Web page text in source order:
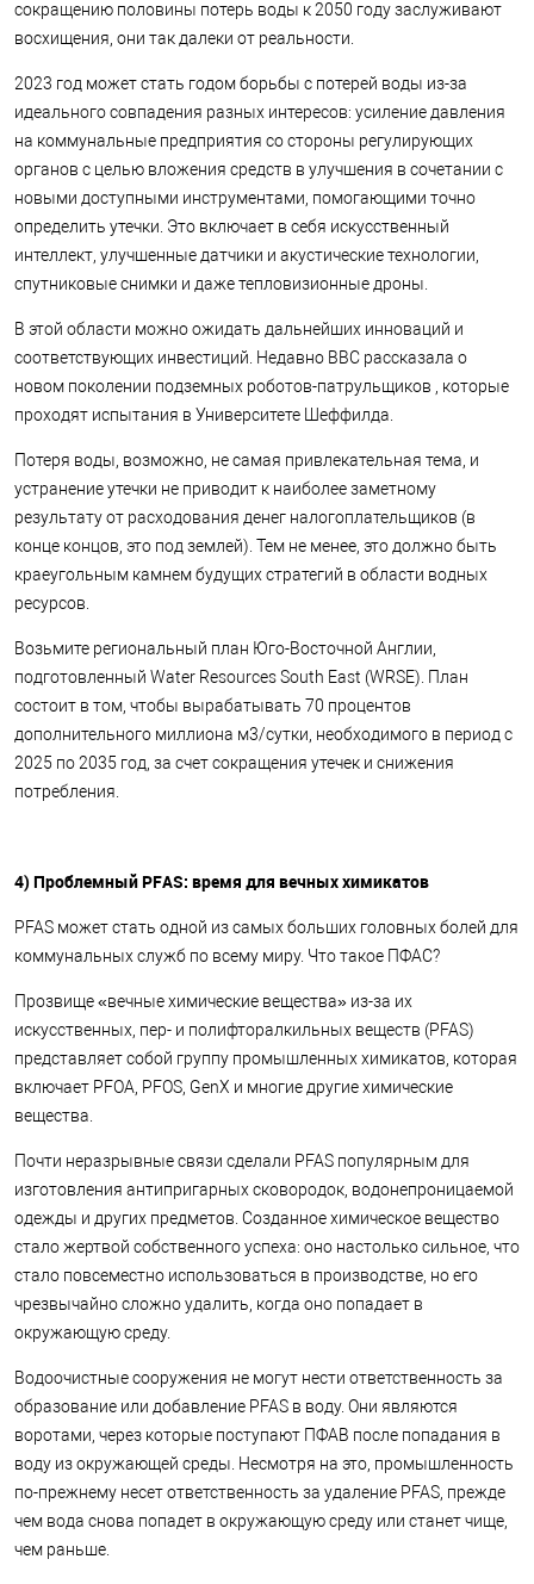
сокращению половины потерь воды к 2050 году заслуживают
восхищения, они так далеки от реальности.
2023 год может стать годом борьбы с потерей воды из-за
идеального совпадения разных интересов: усиление давления
на коммунальные предприятия со стороны регулирующих
органов с целью вложения средств в улучшения в сочетании с
новыми доступными инструментами, помогающими точно
определить утечки. Это включает в себя искусственный
интеллект, улучшенные датчики и акустические технологии,
спутниковые снимки и даже тепловизионные дроны.
В этой области можно ожидать дальнейших инноваций и
соответствующих инвестиций. Недавно BBC рассказала о
новом поколении подземных роботов-патрульщиков , которые
проходят испытания в Университете Шеффилда.
Потеря воды, возможно, не самая привлекательная тема, и
устранение утечки не приводит к наиболее заметному
результату от расходования денег налогоплательщиков (в
конце концов, это под землей). Тем не менее, это должно быть
краеугольным камнем будущих стратегий в области водных
ресурсов.
Возьмите региональный план Юго-Восточной Англии,
подготовленный Water Resources South East (WRSE). План
состоит в том, чтобы вырабатывать 70 процентов
дополнительного миллиона м3/сутки, необходимого в период с
2025 по 2035 год, за счет сокращения утечек и снижения
потребления.
4) Проблемный PFAS: время для вечных химикатов
PFAS может стать одной из самых больших головных болей для
коммунальных служб по всему миру. Что такое ПФАС?
Прозвище «вечные химические вещества» из-за их
искусственных, пер- и полифторалкильных веществ (PFAS)
представляет собой группу промышленных химикатов, которая
включает PFOA, PFOS, GenX и многие другие химические
вещества.
Почти неразрывные связи сделали PFAS популярным для
изготовления антипригарных сковородок, водонепроницаемой
одежды и других предметов. Созданное химическое вещество
стало жертвой собственного успеха: оно настолько сильное, что
стало повсеместно использоваться в производстве, но его
чрезвычайно сложно удалить, когда оно попадает в
окружающую среду.
Водоочистные сооружения не могут нести ответственность за
образование или добавление PFAS в воду. Они являются
воротами, через которые поступают ПФАВ после попадания в
воду из окружающей среды. Несмотря на это, промышленность
по-прежнему несет ответственность за удаление PFAS, прежде
чем вода снова попадет в окружающую среду или станет чище,
чем раньше.